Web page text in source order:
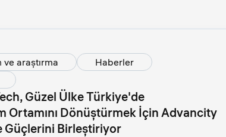
araştırma
Haberler
Güzel Ülke Türkiye'de
Ortamını Dönüştürmek İçin Advancity
Güçlerini Birleştiriyor